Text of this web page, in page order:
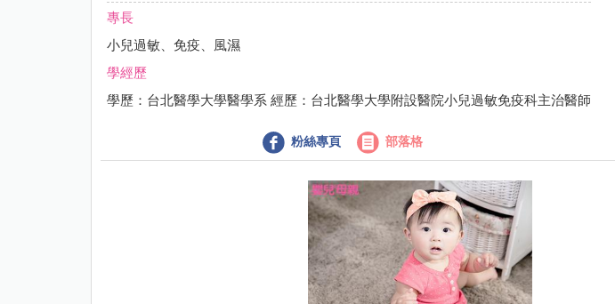
專長
小兒過敏、免疫、風濕
學經歷
學歷：台北醫學大學醫學系 經歷：台北醫學大學附設醫院小兒過敏免疫科主治醫師
粉絲專頁 部落格